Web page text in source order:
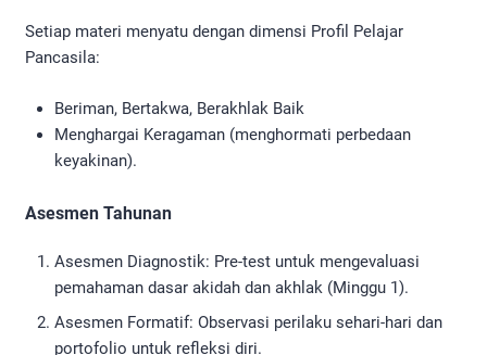
Setiap materi menyatu dengan dimensi Profil Pelajar
Pancasila:
Beriman, Bertakwa, Berakhlak Baik
Menghargai Keragaman (menghormati perbedaan
keyakinan).
Asesmen Tahunan
Asesmen Diagnostik: Pre-test untuk mengevaluasi
pemahaman dasar akidah dan akhlak (Minggu 1).
Asesmen Formatif: Observasi perilaku sehari-hari dan
portofolio untuk refleksi diri.